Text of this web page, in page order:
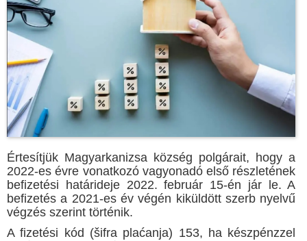
Értesítjük Magyarkanizsa község polgárait, hogy a
2022-es évre vonatkozó vagyonadó első részletének
befizetési határideje 2022. február 15-én jár le. A
befizetés a 2021-es év végén kiküldött szerb nyelvű
végzés szerint történik.
A fizetési kód (šifra plaćanja) 153, ha készpénzzel